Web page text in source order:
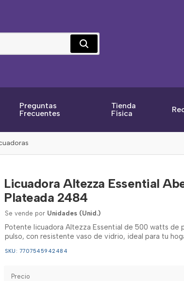
Preguntas
Frecuentes
Tienda
Física
Licuadora Altezza Essential
Plateada 2484
Se vende por Unidades (Unid.)
Potente licuadora Altezza Essential de 500 watts de
pulso, con resistente vaso de vidrio, ideal para tu
SKU: 7707545942484
Precio